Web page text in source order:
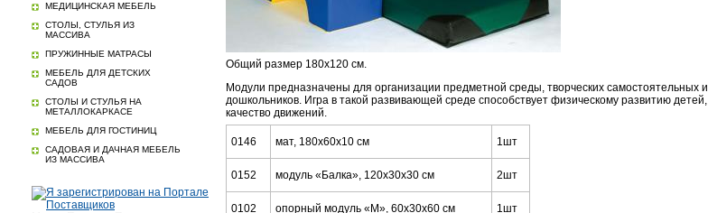
МЕДИЦИНСКАЯ МЕБЕЛЬ
СТОЛЫ, СТУЛЬЯ ИЗ
МАССИВА
ПРУЖИННЫЕ МАТРАСЫ
МЕБЕЛЬ ДЛЯ ДЕТСКИХ
САДОВ
СТОЛЫ И СТУЛЬЯ НА
МЕТАЛЛОКАРКАСЕ
МЕБЕЛЬ ДЛЯ ГОСТИНИЦ
САДОВАЯ И ДАЧНАЯ МЕБЕЛЬ
ИЗ МАССИВА
Общий размер 180х120 см.
Модули предназначены для организации предметной среды, творческих самостоятельных
дошкольников. Игра в такой развивающей среде способствует физическому развитию
качество движений.
0146 мат, 180х60х10 см 1шт
0152 модуль «Балка», 120х30х30 см 2шт
0102 опорный модуль «М», 60х30х60 см 1шт